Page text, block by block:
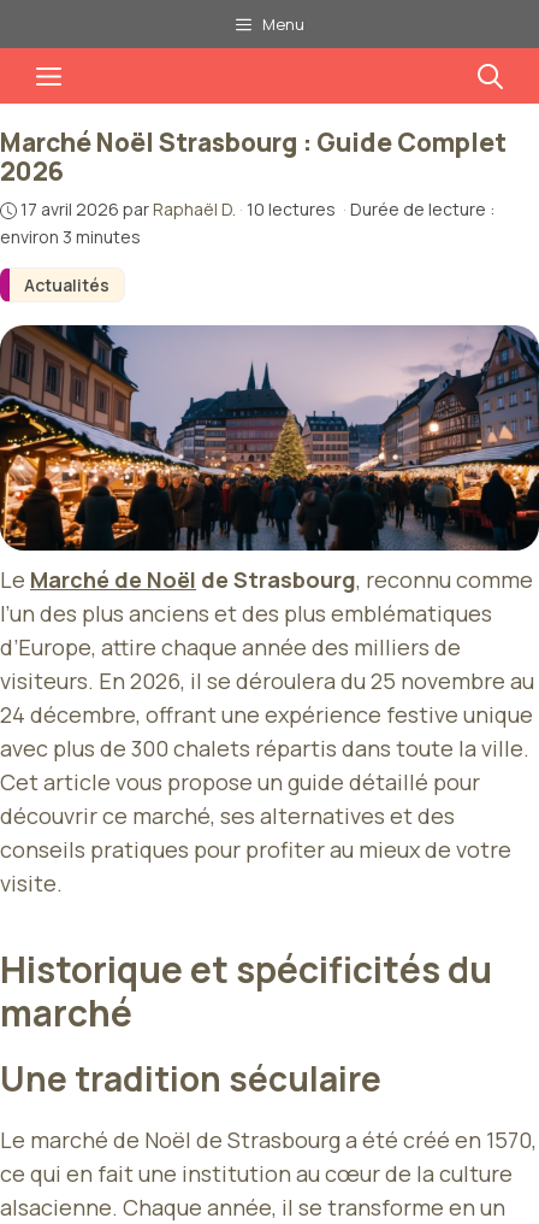
au
contenu
Menu
Menu
Actualités
Marché Noël Strasbourg : Guide Complet
2026
17 avril 2026 parRaphaël D. · 10 lectures · Durée de lecture :
environ 3 minutes
Le Marché de Noël de Strasbourg, reconnu comme
l’un des plus anciens et des plus emblématiques
d’Europe, attire chaque année des milliers de
visiteurs. En 2026, il se déroulera du 25 novembre au
24 décembre, offrant une expérience festive unique
avec plus de 300 chalets répartis dans toute la ville.
Cet article vous propose un guide détaillé pour
découvrir ce marché, ses alternatives et des
conseils pratiques pour profiter au mieux de votre
visite.
Historique et spécificités du
marché
Une tradition séculaire
Le marché de Noël de Strasbourg a été créé en 1570,
ce qui en fait une institution au cœur de la culture
alsacienne. Chaque année, il se transforme en un